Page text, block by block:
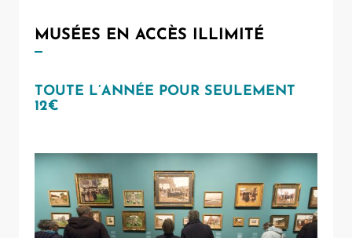
MUSÉES EN ACCÈS ILLIMITÉ
TOUTE L’ANNÉE POUR SEULEMENT
12€